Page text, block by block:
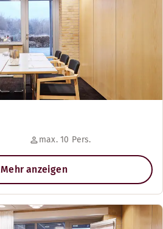
max. 10 Pers.
Mehr anzeigen